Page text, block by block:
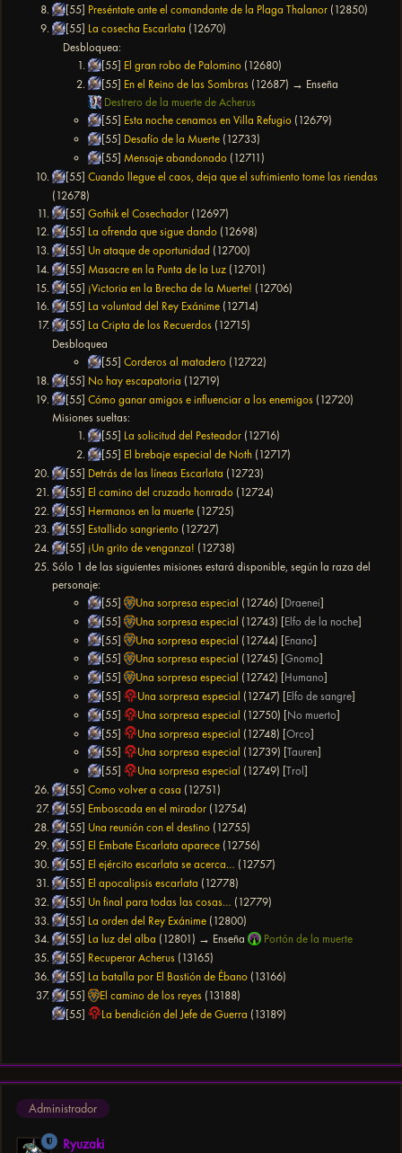
[55] Preséntate ante el comandante de la Plaga Thalanor (12850)
[55] La cosecha Escarlata (12670)
Desbloquea:
[55] El gran robo de Palomino (12680)
[55] En el Reino de las Sombras (12687) → Enseña
Destrero de la muerte de Acherus
[55] Esta noche cenamos en Villa Refugio (12679)
[55] Desafío de la Muerte (12733)
[55] Mensaje abandonado (12711)
[55] Cuando llegue el caos, deja que el sufrimiento tome las riendas
(12678)
[55] Gothik el Cosechador (12697)
[55] La ofrenda que sigue dando (12698)
[55] Un ataque de oportunidad (12700)
[55] Masacre en la Punta de la Luz (12701)
[55] ¡Victoria en la Brecha de la Muerte! (12706)
[55] La voluntad del Rey Exánime (12714)
[55] La Cripta de los Recuerdos (12715)
Desbloquea
[55] Corderos al matadero (12722)
[55] No hay escapatoria (12719)
[55] Cómo ganar amigos e influenciar a los enemigos (12720)
Misiones sueltas:
[55] La solicitud del Pesteador (12716)
[55] El brebaje especial de Noth (12717)
[55] Detrás de las líneas Escarlata (12723)
[55] El camino del cruzado honrado (12724)
[55] Hermanos en la muerte (12725)
[55] Estallido sangriento (12727)
[55] ¡Un grito de venganza! (12738)
Sólo 1 de las siguientes misiones estará disponible, según la raza del
personaje:
[55]
Una sorpresa especial (12746) [Draenei]
[55]
Una sorpresa especial (12743) [Elfo de la noche]
[55]
Una sorpresa especial (12744) [Enano]
[55]
Una sorpresa especial (12745) [Gnomo]
[55]
Una sorpresa especial (12742) [Humano]
[55]
Una sorpresa especial (12747) [Elfo de sangre]
[55]
Una sorpresa especial (12750) [No muerto]
[55]
Una sorpresa especial (12748) [Orco]
[55]
Una sorpresa especial (12739) [Tauren]
[55]
Una sorpresa especial (12749) [Trol ]
[55] Como volver a casa (12751)
[55] Emboscada en el mirador (12754)
[55] Una reunión con el destino (12755)
[55] El Embate Escarlata aparece (12756)
[55] El ejército escarlata se acerca… (12757)
[55] El apocalipsis escarlata (12778)
[55] Un final para todas las cosas… (12779)
[55] La orden del Rey Exánime (12800)
[55] La luz del alba (12801) → Enseña
Portón de la muerte
[55] Recuperar Acherus (13165)
[55] La batalla por El Bastión de Ébano (13166)
[55]
El camino de los reyes (13188)
[55]
La bendición del Jefe de Guerra (13189)
Administrador
Ryuzaki